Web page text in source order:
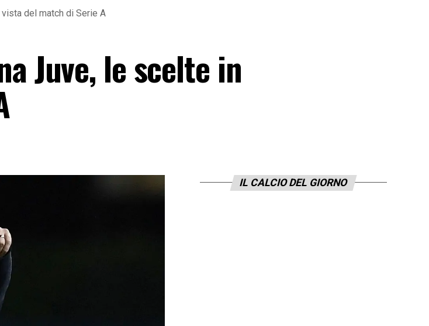
del match di Serie A
Juve, le scelte in
IL CALCIO DEL GIORNO